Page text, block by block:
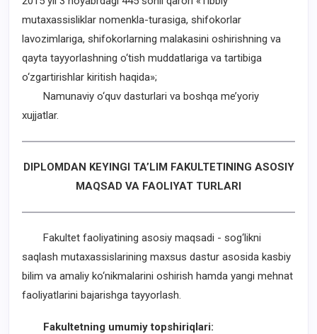
mutaxassisliklar nomenkla-turasiga, shifokorlar
lavozimlariga, shifokorlarning malakasini oshirishning va
qayta tayyorlashning o‘tish muddatlariga va tartibiga
o‘zgartirishlar kiritish haqida»;
Namunaviy o‘quv dasturlari va boshqa me’yoriy
xujjatlar.
DIPLOMDAN KEYINGI TA’LIM FAKULTETINING ASOSIY
MAQSAD VA FAOLIYAT TURLARI
Fakultet faoliyatining asosiy maqsadi - sog‘likni
saqlash mutaxassislarining maxsus dastur asosida kasbiy
bilim va amaliy ko‘nikmalarini oshirish hamda yangi mehnat
faoliyatlarini bajarishga tayyorlash.
Fakultetning umumiy topshiriqlari: